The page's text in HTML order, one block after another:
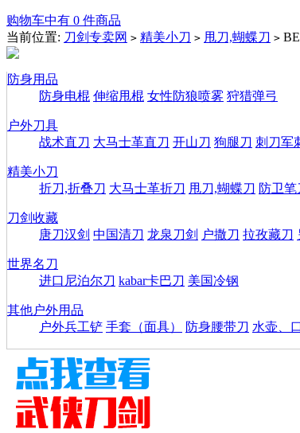
购物车中有 0 件商品
当前位置: 刀剑专卖网 > 精美小刀 > 甩刀,蝴蝶刀 >
防身用品
防身电棍 伸缩甩棍 女性防狼喷雾 狩猎弹弓
户外刀具
战术直刀 大马士革直刀 开山刀 狗腿刀 刺刀军
精美小刀
折刀,折叠刀 大马士革折刀 甩刀,蝴蝶刀 防卫笔
刀剑收藏
唐刀汉剑 中国清刀 龙泉刀剑 户撒刀 拉孜藏刀
世界名刀
进口尼泊尔刀 kabar卡巴刀 美国冷钢
其他户外用品
户外兵工铲 手套（面具） 防身腰带刀 水壶、